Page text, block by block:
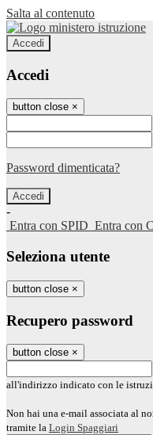
Salta al contenuto
Accedi
Accedi
button close ×
Password dimenticata?
-
Entra con SPID Entra con
Seleziona utente
button close ×
Recupero password
button close ×
all'indirizzo indicato con le
Non hai una e-mail associata al
tramite la Login Spaggiari